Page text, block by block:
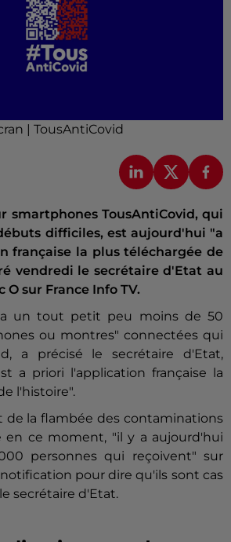
| TousAntiCovid
smartphones TousAntiCovid, qui
difficiles, est aujourd'hui "a
française la plus téléchargée de
vendredi le secrétaire d'Etat au
sur France Info TV.
a un tout petit peu moins de 50
ou montres" connectées qui
a précisé le secrétaire d'Etat,
a priori l'application française la
l'histoire".
de la flambée des contaminations
en ce moment, "il y a aujourd'hui
personnes qui reçoivent" sur
pour dire qu'ils sont cas
secrétaire d'Etat.